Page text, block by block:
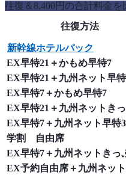
往復＆8,400円の合計料金を
往復方法
新幹線ホテルパック
EX早特21＋かもめ早特7
EX早特21＋九州ネット早
EX早特7＋かもめ早特7
EX早特21＋九州ネットき
EX早特7＋九州ネット早特3
学割 自由席
EX早特7＋九州ネットきっ
EX予約自由席＋九州ネッ